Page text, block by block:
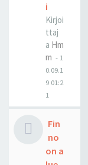
i
Kirjoi
ttaj
a Hm
m - 1
0.09.1
9 01:2
1
Fin
no
on a